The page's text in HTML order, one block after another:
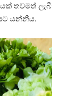
තවමත් ලැබී
යන්නීය.